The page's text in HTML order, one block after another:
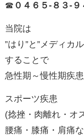
☎︎ ０４６５-８３-９
当院は
”はり”と”メディカ
することで
急性期～慢性期疾
スポーツ疾患
(捻挫・肉離れ・オ
腰痛・膝痛・肩痛